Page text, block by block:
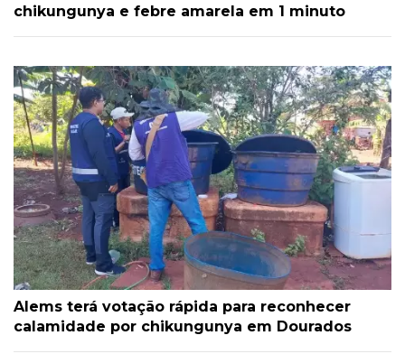
chikungunya e febre amarela em 1 minuto
Alems terá votação rápida para reconhecer
calamidade por chikungunya em Dourados